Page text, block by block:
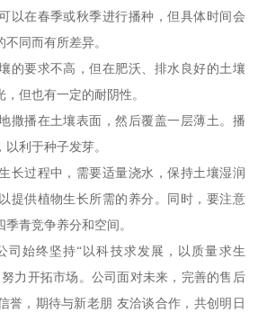
以在春季或秋季进行播种，但具体时间会
同而有所差异。
的要求不高，但在肥沃、排水良好的土壤
但也有一定的耐阴性。
撒播在土壤表面，然后覆盖一层薄土。播
利于种子发芽。
长过程中，需要适量浇水，保持土壤湿润
提供植物生长所需的养分。同时，要注意
青竞争养分和空间。
司始终坚持“以科技求发展，以质量求生
力开拓市场。公司面对未来，完善的售后
誉，期待与新老朋 友洽谈合作，共创明日